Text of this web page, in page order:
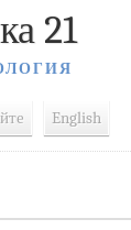
21
English